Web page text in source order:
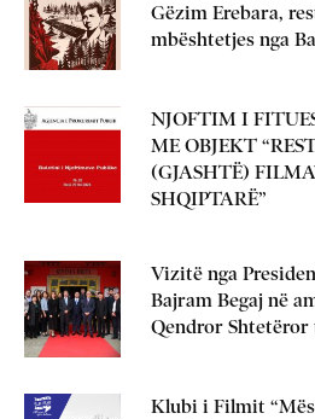
Gëzim Erebara,
mbështetjes nga
NJOFTIM I
ME OBJEKT
(GJASHTË)
SHQIPTARË”
Vizitë nga
Bajram Begaj në
Qendror
Klubi i Filmit